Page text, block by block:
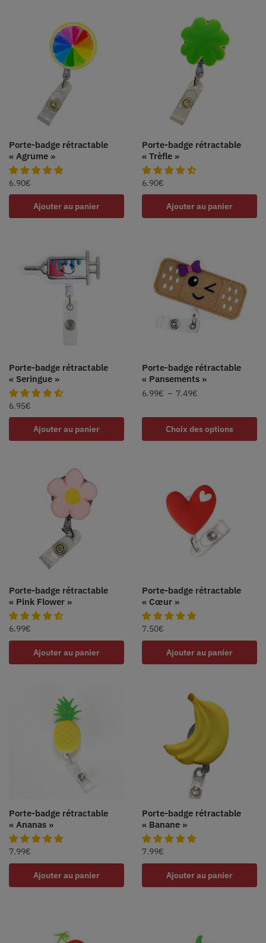
Porte-badge rétractable
« Agrume »
6.90€
Ajouter au panier
Porte-badge rétractable
« Trèfle »
6.90€
Ajouter au panier
Porte-badge rétractable
« Seringue »
6.95€
Ajouter au panier
Porte-badge rétractable
« Pansements »
6.99€ – 7.49€
Choix des options
Porte-badge rétractable
« Pink Flower »
6.99€
Ajouter au panier
Porte-badge rétractable
« Cœur »
7.50€
Ajouter au panier
Porte-badge rétractable
« Ananas »
7.99€
Ajouter au panier
Porte-badge rétractable
« Banane »
7.99€
Ajouter au panier